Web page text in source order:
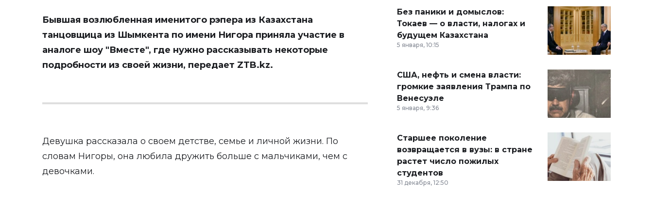
Бывшая возлюбленная именитого рэпера из Казахстана
танцовщица из Шымкента по имени Нигора приняла участие в
аналоге шоу "Вместе", где нужно рассказывать некоторые
подробности из своей жизни, передает ZTB.kz.
Девушка рассказала о своем детстве, семье и личной жизни. По
словам Нигоры, она любила дружить больше с мальчиками, чем с
девочками.
Без паники и домыслов:
Токаев — о власти, налогах и
будущем Казахстана
5 января, 10:15
США, нефть и смена власти:
громкие заявления Трампа по
Венесуэле
5 января, 9:36
Старшее поколение
возвращается в вузы: в стране
растет число пожилых
студентов
31 декабря, 12:50